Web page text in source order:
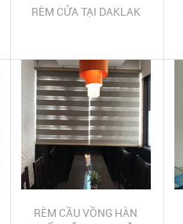
RÈM CỬA TẠI DAKLAK
RÈM CẦU VỒNG HÀN